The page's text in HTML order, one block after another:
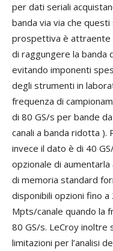
per dati seriali
banda via via che
prospettiva è attraente
di raggungere la banda
evitando imponenti
degli strumenti in
frequenza di
di 80 GS/s per bande
canali a banda ridotta ).
invece il dato è di 40
opzionale di aumentarla
di memoria standard
disponibili opzioni fino
Mpts/canale quando la
80 GS/s. LeCroy inoltre
limitazioni per l’analisi